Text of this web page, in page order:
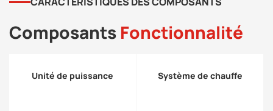
Composants Fonctionnalité
Unité de puissance Système de chauffe